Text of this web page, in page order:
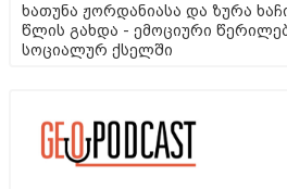
ხათუნა ჟორდანიასა და ზურა
წლის გახდა - ემოციური
სოციალურ ქსელში